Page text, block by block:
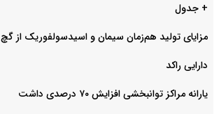
+ جدول
مزایای تولید هم‌زمان سیمان و اسیدسولفوریک از گچ
دارایی راکد
یارانه مراکز توانبخشی افزایش ۷۰ درصدی داشت